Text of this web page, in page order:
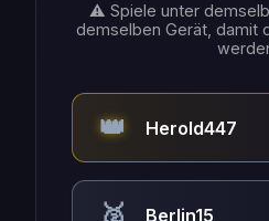
⚠️ Spiele unter
demselben Gerät, damit
👑 Herold447
Berlin15